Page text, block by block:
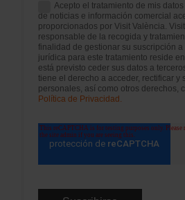
Acepto el tratamiento de mis
de noticias e información comercial
proporcionados por Visit València.
responsable de la recogida y
finalidad de gestionar su suscripción a
jurídica para este tratamiento reside
está previsto ceder sus datos a
tiene el derecho a acceder, rectificar y
personales, así como otros derechos,
Política de Privacidad.